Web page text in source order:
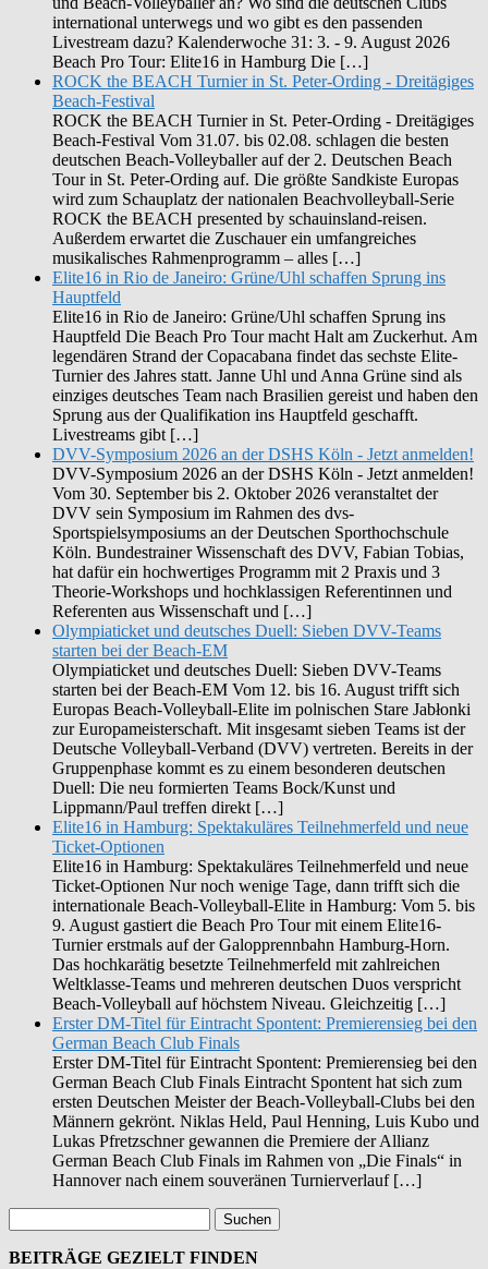
international unterwegs und wo gibt es den passenden
Livestream dazu? Kalenderwoche 31: 3. - 9. August 2026
Beach Pro Tour: Elite16 in Hamburg Die […]
ROCK the BEACH Turnier in St. Peter-Ording - Dreitägiges
Beach-Festival
ROCK the BEACH Turnier in St. Peter-Ording - Dreitägiges
Beach-Festival Vom 31.07. bis 02.08. schlagen die besten
deutschen Beach-Volleyballer auf der 2. Deutschen Beach
Tour in St. Peter-Ording auf. Die größte Sandkiste Europas
wird zum Schauplatz der nationalen Beachvolleyball-Serie
ROCK the BEACH presented by schauinsland-reisen.
Außerdem erwartet die Zuschauer ein umfangreiches
musikalisches Rahmenprogramm – alles […]
Elite16 in Rio de Janeiro: Grüne/Uhl schaffen Sprung ins
Hauptfeld
Elite16 in Rio de Janeiro: Grüne/Uhl schaffen Sprung ins
Hauptfeld Die Beach Pro Tour macht Halt am Zuckerhut. Am
legendären Strand der Copacabana findet das sechste Elite-
Turnier des Jahres statt. Janne Uhl und Anna Grüne sind als
einziges deutsches Team nach Brasilien gereist und haben den
Sprung aus der Qualifikation ins Hauptfeld geschafft.
Livestreams gibt […]
DVV-Symposium 2026 an der DSHS Köln - Jetzt anmelden!
DVV-Symposium 2026 an der DSHS Köln - Jetzt anmelden!
Vom 30. September bis 2. Oktober 2026 veranstaltet der
DVV sein Symposium im Rahmen des dvs-
Sportspielsymposiums an der Deutschen Sporthochschule
Köln. Bundestrainer Wissenschaft des DVV, Fabian Tobias,
hat dafür ein hochwertiges Programm mit 2 Praxis und 3
Theorie-Workshops und hochklassigen Referentinnen und
Referenten aus Wissenschaft und […]
Olympiaticket und deutsches Duell: Sieben DVV-Teams
starten bei der Beach-EM
Olympiaticket und deutsches Duell: Sieben DVV-Teams
starten bei der Beach-EM Vom 12. bis 16. August trifft sich
Europas Beach-Volleyball-Elite im polnischen Stare Jabłonki
zur Europameisterschaft. Mit insgesamt sieben Teams ist der
Deutsche Volleyball-Verband (DVV) vertreten. Bereits in der
Gruppenphase kommt es zu einem besonderen deutschen
Duell: Die neu formierten Teams Bock/Kunst und
Lippmann/Paul treffen direkt […]
Elite16 in Hamburg: Spektakuläres Teilnehmerfeld und neue
Ticket-Optionen
Elite16 in Hamburg: Spektakuläres Teilnehmerfeld und neue
Ticket-Optionen Nur noch wenige Tage, dann trifft sich die
internationale Beach-Volleyball-Elite in Hamburg: Vom 5. bis
9. August gastiert die Beach Pro Tour mit einem Elite16-
Turnier erstmals auf der Galopprennbahn Hamburg-Horn.
Das hochkarätig besetzte Teilnehmerfeld mit zahlreichen
Weltklasse-Teams und mehreren deutschen Duos verspricht
Beach-Volleyball auf höchstem Niveau. Gleichzeitig […]
Erster DM-Titel für Eintracht Spontent: Premierensieg bei den
German Beach Club Finals
Erster DM-Titel für Eintracht Spontent: Premierensieg bei den
German Beach Club Finals Eintracht Spontent hat sich zum
ersten Deutschen Meister der Beach-Volleyball-Clubs bei den
Männern gekrönt. Niklas Held, Paul Henning, Luis Kubo und
Lukas Pfretzschner gewannen die Premiere der Allianz
German Beach Club Finals im Rahmen von „Die Finals“ in
Hannover nach einem souveränen Turnierverlauf […]
BEITRÄGE GEZIELT FINDEN